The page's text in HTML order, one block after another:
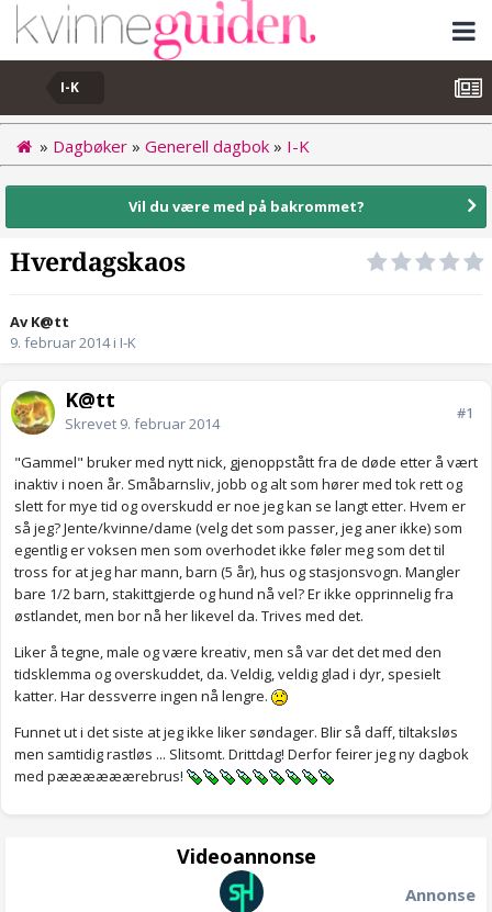
I-K
» Dagbøker » Generell dagbok » I-K
Vil du være med på bakrommet?
Hverdagskaos
Av K@tt
9. februar 2014i I-K
K@tt
Skrevet 9. februar 2014
#1
"Gammel" bruker med nytt nick, gjenoppstått fra de døde etter å vært
inaktiv i noen år. Småbarnsliv, jobb og alt som hører med tok rett og
slett for mye tid og overskudd er noe jeg kan se langt etter. Hvem er
så jeg? Jente/kvinne/dame (velg det som passer, jeg aner ikke) som
egentlig er voksen men som overhodet ikke føler meg som det til
tross for at jeg har mann, barn (5 år), hus og stasjonsvogn. Mangler
bare 1/2 barn, stakittgjerde og hund nå vel? Er ikke opprinnelig fra
østlandet, men bor nå her likevel da. Trives med det.
Liker å tegne, male og være kreativ, men så var det det med den
tidsklemma og overskuddet, da. Veldig, veldig glad i dyr, spesielt
katter. Har dessverre ingen nå lengre.
Funnet ut i det siste at jeg ikke liker søndager. Blir så daff, tiltaksløs
men samtidig rastløs ... Slitsomt. Drittdag! Derfor feirer jeg ny dagbok
med pæææææærebrus!
Videoannonse
Annonse